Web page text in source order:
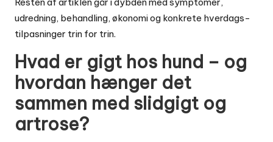
udredning, behandling, økonomi og konkrete hverdags-
tilpasninger trin for trin.
Hvad er gigt hos hund – og
hvordan hænger det
sammen med slidgigt og
artrose?